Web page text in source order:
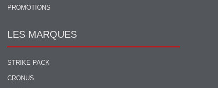
PROMOTIONS
LES MARQUES
STRIKE PACK
CRONUS